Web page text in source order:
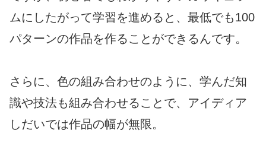
ムにしたがって学習を進めると 、最低でも100
パターンの作品を作ることができるんです。
さらに、色の組み合わせのように、 学んだ知
識や技法も組み合わせることで、 アイディア
しだいでは作品の幅が無限。